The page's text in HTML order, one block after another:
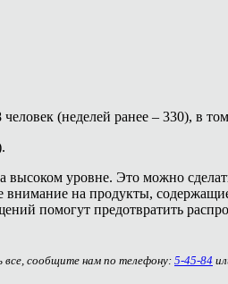
человек (неделей ранее – 330), в
уровне. Это можно
внимание на продукты,
помогут предотвратить
все, сообщите нам по телефону: 5-45-84